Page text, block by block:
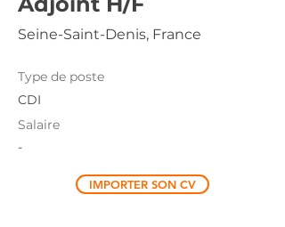
Seine-Saint-Denis, France
Type de poste
CDI
Salaire
-
IMPORTER SON CV